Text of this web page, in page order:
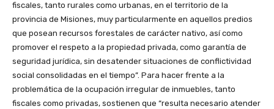
fiscales, tanto rurales como urbanas, en el territorio de la
provincia de Misiones, muy particularmente en aquellos predios
que posean recursos forestales de carácter nativo, así como
promover el respeto a la propiedad privada, como garantía de
seguridad jurídica, sin desatender situaciones de conflictividad
social consolidadas en el tiempo”. Para hacer frente a la
problemática de la ocupación irregular de inmuebles, tanto
fiscales como privadas, sostienen que “resulta necesario atender